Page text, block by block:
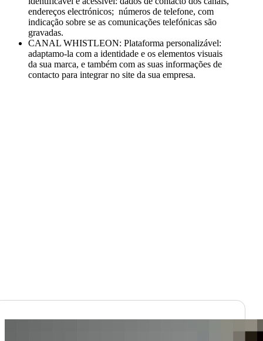
endereços electrónicos; números de telefone, com
indicação sobre se as comunicações telefónicas são
gravadas.
CANAL WHISTLEON: Plataforma personalizável:
adaptamo-la com a identidade e os elementos visuais
da sua marca, e também com as suas informações de
contacto para integrar no site da sua empresa.